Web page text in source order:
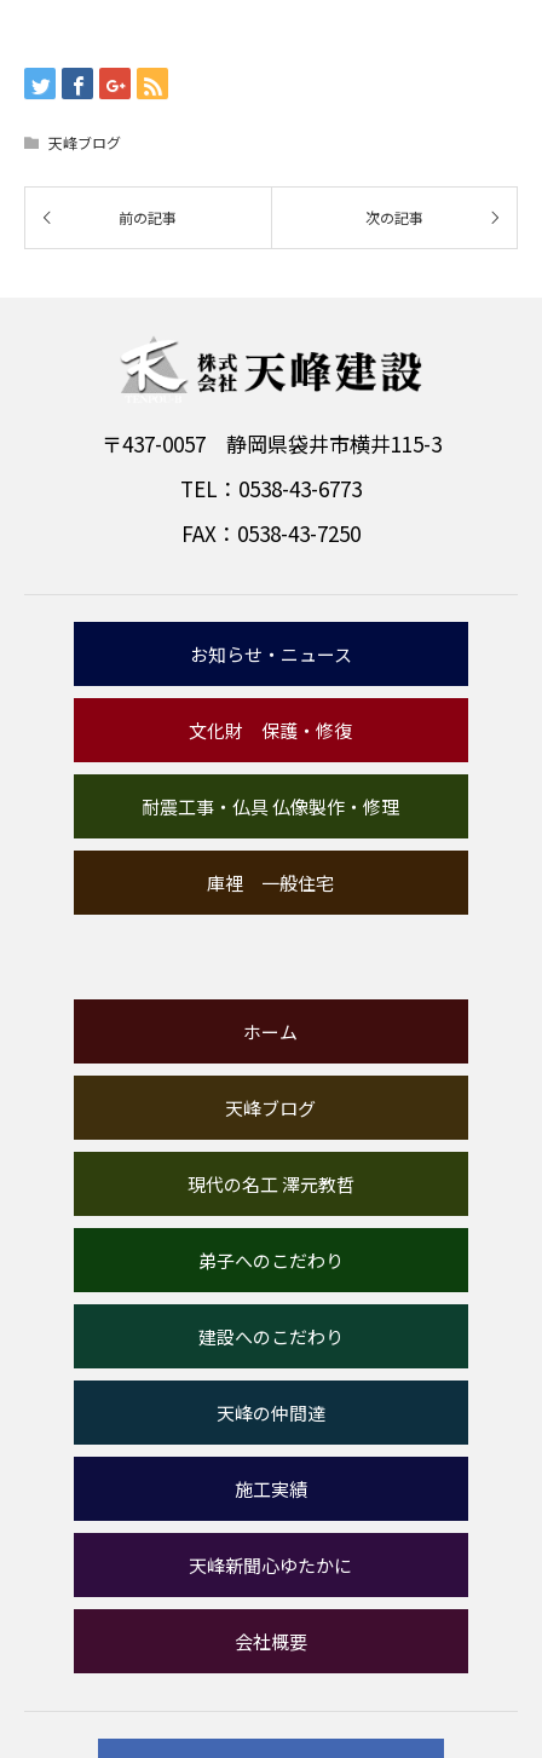
天峰ブログ
〒437-0057 静岡県袋井市横井115-3
TEL：0538-43-6773
FAX：0538-43-7250
お知らせ・ニュース
文化財 保護・修復
耐震工事・仏具 仏像製作・修理
庫裡 一般住宅
ホーム
天峰ブログ
現代の名工 澤元教哲
弟子へのこだわり
建設へのこだわり
天峰の仲間達
施工実績
天峰新聞心ゆたかに
会社概要